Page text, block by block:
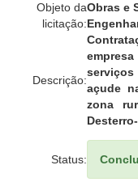
Objeto da
licitação:
Obras e
Descrição:
açude
zona
Status: